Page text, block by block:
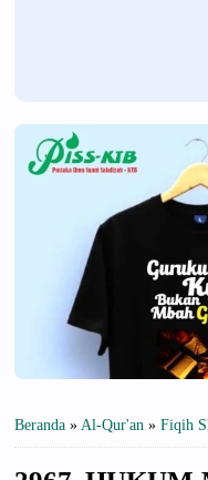
Beranda » Al-Qur'an » Fiqih